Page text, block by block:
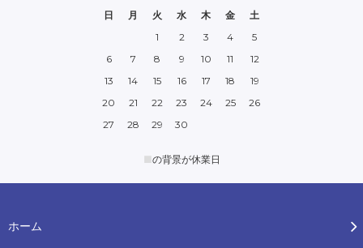
日
月 火 水 木 金
土
1
2 3 4
5
6
7 8 9 10 11
12
13
14 15 16 17 18
19
20
21 22 23 24 25
26
27
28 29 30
■の背景が休業日
ホーム